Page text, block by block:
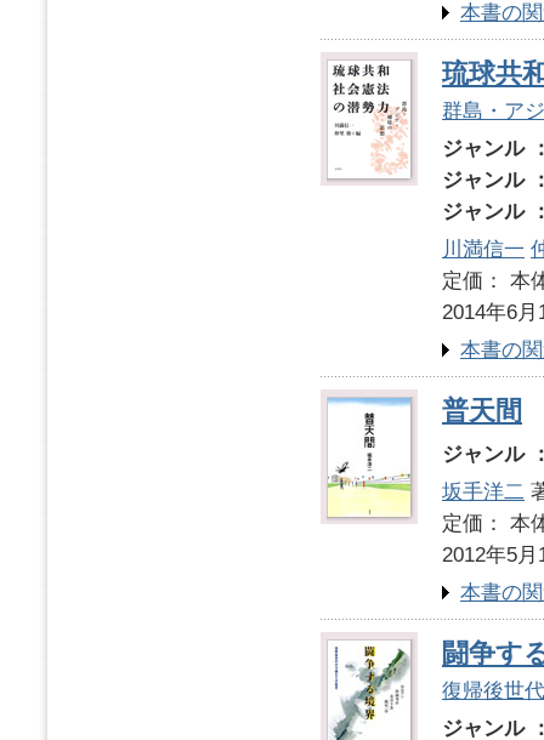
本書の
琉球共
群島・ア
ジャンル
ジャンル
ジャンル
川満信一
定価：
2014年6月
本書の
普天間
ジャンル
坂手洋二
定価：
2012年5月
本書の
闘争す
復帰後世
ジャンル